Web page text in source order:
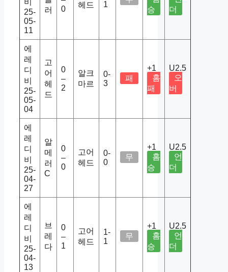
25-
05-
11
러
0
헤드 1
승
더
에
레
디
비
25-
05-
04
고
어
헤
드
0
–
2
알크
마르
0-
3
패
+1
홈
패
U2.5
오
버
에
레
디
비
25-
04-
27
알
메
러
C
0
–
0
고어
헤드
0-
0
무
+1
홈
승
U2.5
언
더
에
레
디
비
25-
04-
13
브
레
다
0
–
1
고어
헤드
1-
1
무
+1
홈
승
U2.5
언
더